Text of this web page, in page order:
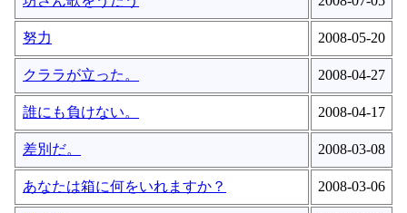
努力 2008-05-20
クララが立った。 2008-04-27
誰にも負けない。 2008-04-17
差別だ。 2008-03-08
あなたは箱に何をいれますか？ 2008-03-06